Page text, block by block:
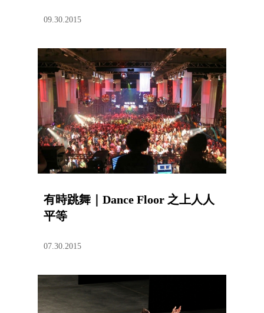
09.30.2015
有時跳舞｜Dance Floor 之上人人
平等
07.30.2015